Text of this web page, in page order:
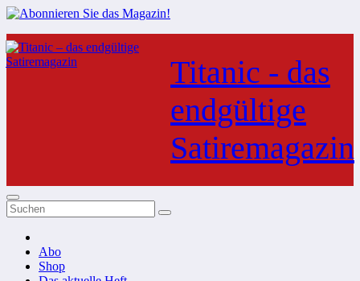
Zum
Inhalt
springen
Titanic - das
endgültige
Satiremagazin
Abo
Shop